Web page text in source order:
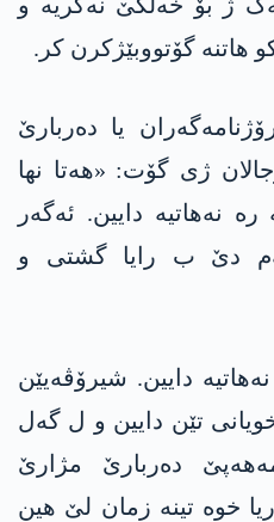
هاتنە گۆتووبێژکرن کر.
یا دەربارێ
ژی گۆت: «هەتا نها
نەهاتیە دایین. ئەگەر
دێ ب رایا گشتی و
دایین. شیرۆڤەیێن
تێن دایین و ل گەل
دەربارێ مژارێ
خوە تینە زمان لێ هین